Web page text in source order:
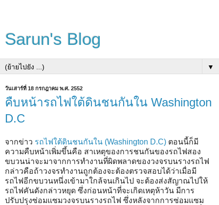
Sarun's Blog
▼
วันเสาร์ที่ 18 กรกฎาคม พ.ศ. 2552
คืบหน้ารถไฟใต้ดินชนกันใน Washington
D.C
จากข่าว รถไฟใต้ดินชนกันใน (Washington D.C) ตอนนี้ก็มี
ความคืบหน้าเพิ่มขึ้นคือ สาเหตุของการชนกันของรถไฟสอง
ขบวนน่าจะมาจากการทำงานที่ผิดพลาดของวงจรบนรางรถไฟ
กล่าวคือถ้าวงจรทำงานถูกต้องจะต้องตรวจสอบได้ว่าเมื่อมี
รถไฟอีกขบวนหนึ่งเข้ามาใกล้จนเกินไป จะต้องส่งสัญาณไปให้
รถไฟคันดังกล่าวหยุด ซึ่งก่อนหน้าที่จะเกิดเหตุห้าวัน มีการ
ปรับปรุงซ่อมแซมวงจรบนรางรถไฟ ซึ่งหลังจากการซ่อมแซม